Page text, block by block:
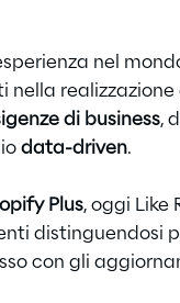
nel
nella
di business,
data-driven.
Plus, oggi Like
distinguendosi
con gli